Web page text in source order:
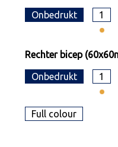
Onbedrukt 1
Rechter bicep
Onbedrukt 1
Full colour